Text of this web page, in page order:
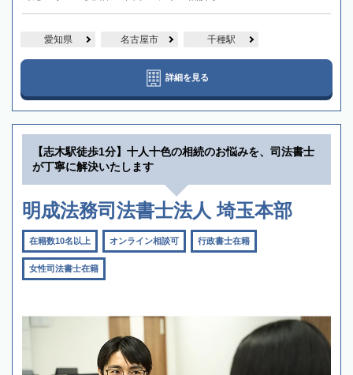
愛知県 名古屋市 千種駅
詳細を見る
【志木駅徒歩1分】十人十色の相続のお悩みを、司法書士
が丁寧に解決いたします
明成法務司法書士法人 埼玉本部
在籍数10名以上 オンライン相談可 行政書士在籍
女性司法書士在籍